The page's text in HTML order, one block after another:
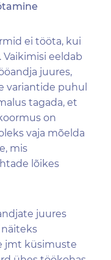
ei tööta, kui
eeldab
juures,
variantide puhul
tagada, et
on
vaja mõelda
mis
lõikes
juures
jmt küsimuste